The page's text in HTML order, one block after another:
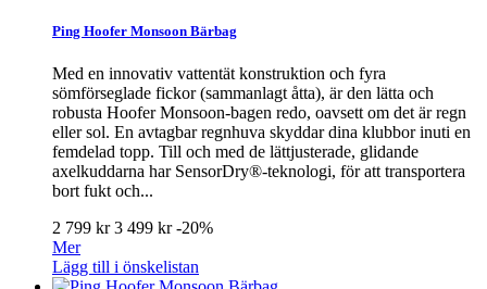
Ping Hoofer Monsoon Bärbag
Med en innovativ vattentät konstruktion och fyra
sömförseglade fickor (sammanlagt åtta), är den lätta och
robusta Hoofer Monsoon-bagen redo, oavsett om det är regn
eller sol. En avtagbar regnhuva skyddar dina klubbor inuti en
femdelad topp. Till och med de lättjusterade, glidande
axelkuddarna har SensorDry®-teknologi, för att transportera
bort fukt och...
2 799 kr3 499 kr-20%
Mer
Lägg till i önskelistan